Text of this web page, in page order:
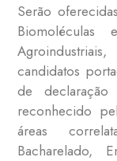
Serão
Biomoléculas
candidatos
de
reconhecido
áreas
Bacharelado,